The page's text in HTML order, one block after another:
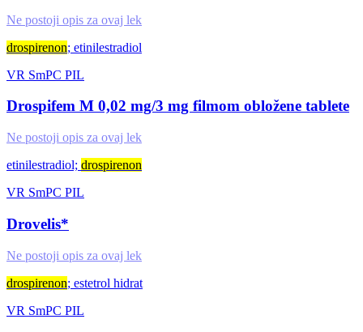
Ne postoji opis za ovaj lek
drospirenon; etinilestradiol
VR SmPC PIL
Drospifem M 0,02 mg/3 mg filmom obložene tablete
Ne postoji opis za ovaj lek
etinilestradiol; drospirenon
VR SmPC PIL
Drovelis*
Ne postoji opis za ovaj lek
drospirenon; estetrol hidrat
VR SmPC PIL